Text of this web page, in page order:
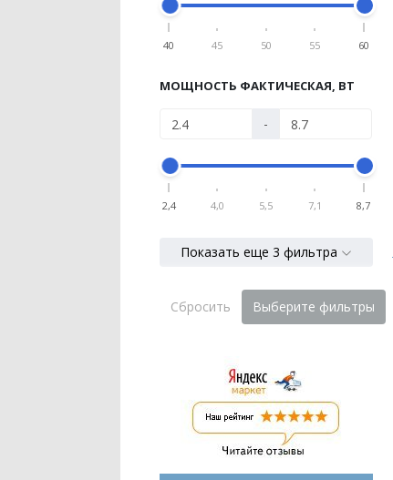
40 45 50 55 60
МОЩНОСТЬ ФАКТИЧЕСКАЯ, ВТ
-
2,4 4,0 5,5 7,1 8,7
Показать еще 3 фильтра
Сбросить Выберите фильтры